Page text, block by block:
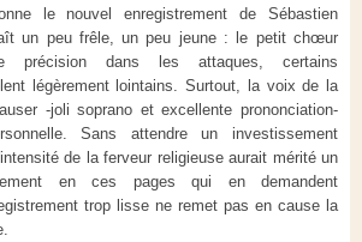
le nouvel enregistrement de Sébastien
un peu frêle, un peu jeune : le petit chœur
précision dans les attaques, certains
légèrement lointains. Surtout, la voix de la
-joli soprano et excellente prononciation-
Sans attendre un investissement
de la ferveur religieuse aurait mérité un
en ces pages qui en demandent
trop lisse ne remet pas en cause la